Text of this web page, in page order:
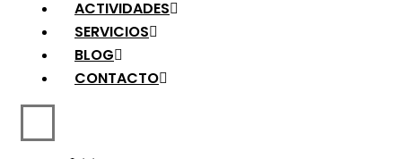
ACTIVIDADES
SERVICIOS
BLOG
CONTACTO